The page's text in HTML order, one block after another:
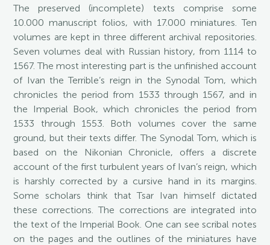
The preserved (incomplete) texts comprise some
10.000 manuscript folios, with 17.000 miniatures. Ten
volumes are kept in three different archival repositories.
Seven volumes deal with Russian history, from 1114 to
1567. The most interesting part is the unfinished account
of Ivan the Terrible’s reign in the Synodal Tom, which
chronicles the period from 1533 through 1567, and in
the Imperial Book, which chronicles the period from
1533 through 1553. Both volumes cover the same
ground, but their texts differ. The Synodal Tom, which is
based on the Nikonian Chronicle, offers a discrete
account of the first turbulent years of Ivan’s reign, which
is harshly corrected by a cursive hand in its margins.
Some scholars think that Tsar Ivan himself dictated
these corrections. The corrections are integrated into
the text of the Imperial Book. One can see scribal notes
on the pages and the outlines of the miniatures have